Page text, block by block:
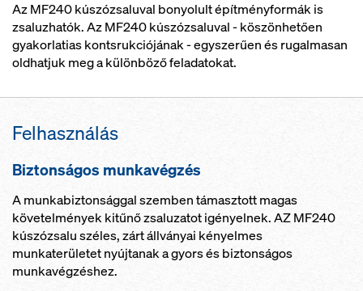
Az MF240 kúszózsaluval bonyolult építményformák is
zsaluzhatók. Az MF240 kúszózsaluval - köszönhetően
gyakorlatias kontsrukciójának - egyszerűen és rugalmasan
oldhatjuk meg a különböző feladatokat.
Felhasználás
Biztonságos munkavégzés
A munkabiztonsággal szemben támasztott magas
követelmények kitűnő zsaluzatot igényelnek. AZ MF240
kúszózsalu széles, zárt állványai kényelmes
munkaterületet nyújtanak a gyors és biztonságos
munkavégzéshez.